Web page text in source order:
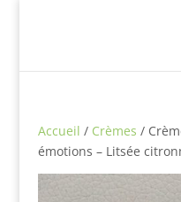
Accueil / Crèmes /
émotions – Litsée